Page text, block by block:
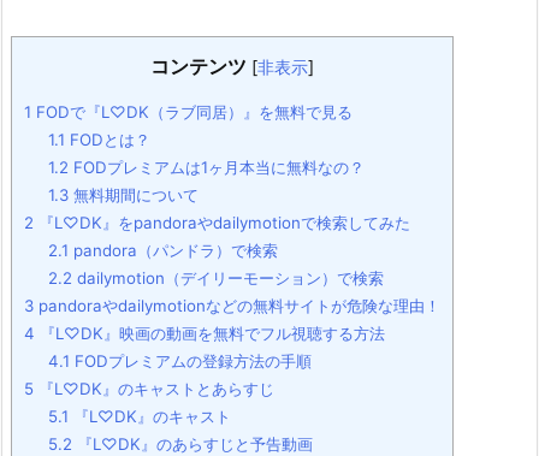
コンテンツ [非表示]
1 FODで『L♡DK（ラブ同居）』を無料で見る
1.1 FODとは？
1.2 FODプレミアムは1ヶ月本当に無料なの？
1.3無料期間について
2 『L♡DK』をpandoraやdailymotionで検索してみた
2.1 pandora（パンドラ）で検索
2.2 dailymotion（デイリーモーション）で検索
3 pandoraやdailymotionなどの無料サイトが危険な理由！
4 『L♡DK』映画の動画を無料でフル視聴する方法
4.1 FODプレミアムの登録方法の手順
5 『L♡DK』のキャストとあらすじ
5.1 『L♡DK』のキャスト
5.2 『L♡DK』のあらすじと予告動画